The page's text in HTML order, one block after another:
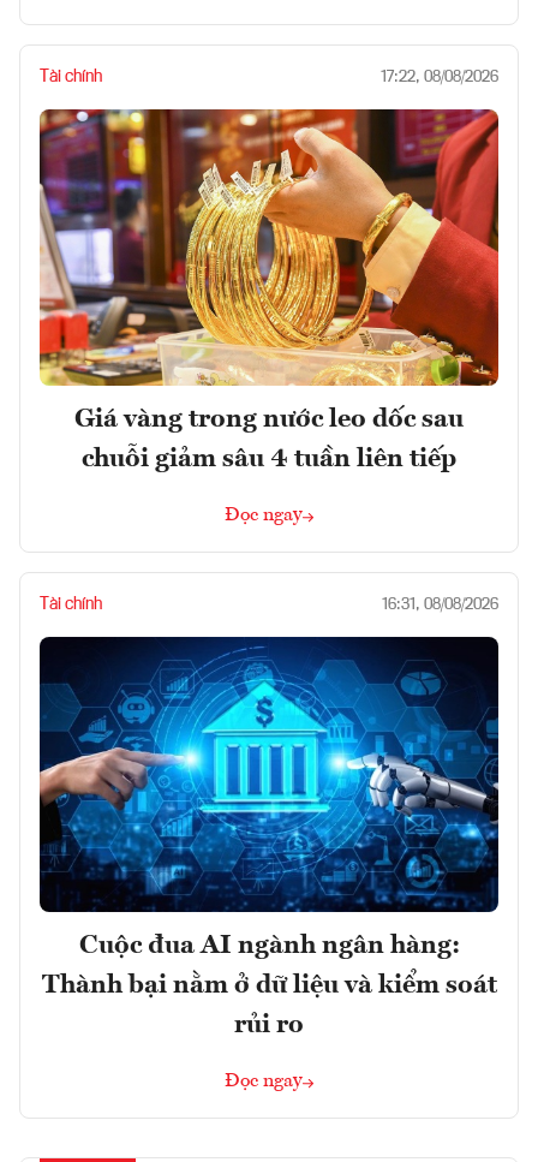
Tài chính 17:22, 08/08/2026
Giá vàng trong nước leo dốc sau
chuỗi giảm sâu 4 tuần liên tiếp
Đọc ngay
Tài chính 16:31, 08/08/2026
Cuộc đua AI ngành ngân hàng:
Thành bại nằm ở dữ liệu và kiểm soát
rủi ro
Đọc ngay